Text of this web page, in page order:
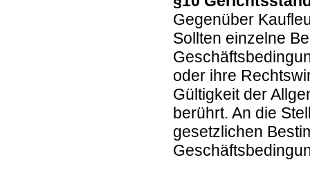
Gegenüber
Sollten einzelne
oder ihre
Gültigkeit der
berührt. An die
gesetzlichen